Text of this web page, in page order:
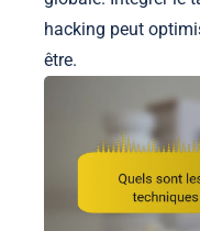
hacking peut
être.